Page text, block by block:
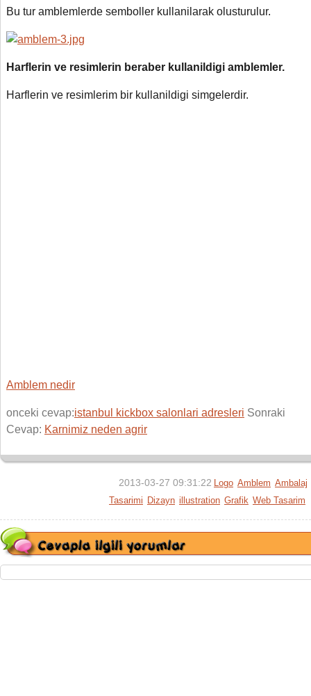
Bu tur amblemlerde semboller kullanilarak olusturulur.
Harflerin ve resimlerin beraber kullanildigi amblemler.
Harflerin ve resimlerim bir kullanildigi simgelerdir.
Amblem nedir
onceki cevap:istanbul kickbox salonlari adresleri Sonraki
Cevap: Karnimiz neden agrir
2013-03-27 09:31:22 Logo Amblem Ambalaj
Tasarimi Dizayn illustration Grafik Web Tasarim